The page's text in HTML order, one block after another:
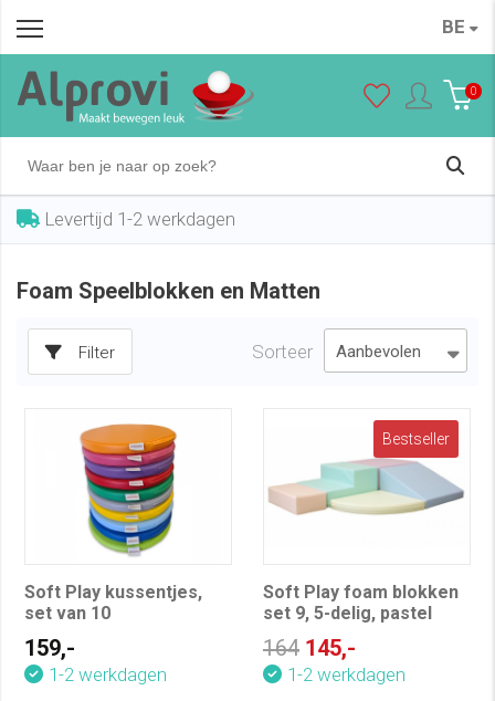
BE
0
Levertijd 1-2 werkdagen
Foam Speelblokken en Matten
Filter Sorteer
Soft Play kussentjes,
set van 10
159,-
1-2 werkdagen
Bestseller
Soft Play foam blokken
set 9, 5-delig, pastel
164 145,-
1-2 werkdagen